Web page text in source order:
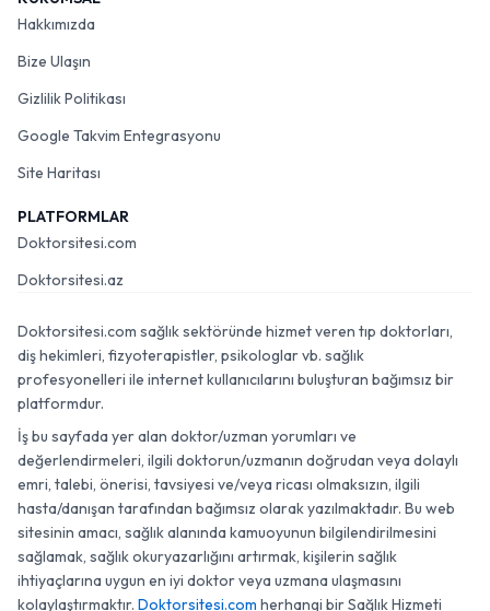
Hakkımızda
Bize Ulaşın
Gizlilik Politikası
Google Takvim Entegrasyonu
Site Haritası
PLATFORMLAR
Doktorsitesi.com
Doktorsitesi.az
Doktorsitesi.com sağlık sektöründe hizmet veren tıp doktorları,
diş hekimleri, fizyoterapistler, psikologlar vb. sağlık
profesyonelleri ile internet kullanıcılarını buluşturan bağımsız bir
platformdur.
İş bu sayfada yer alan doktor/uzman yorumları ve
değerlendirmeleri, ilgili doktorun/uzmanın doğrudan veya dolaylı
emri, talebi, önerisi, tavsiyesi ve/veya ricası olmaksızın, ilgili
hasta/danışan tarafından bağımsız olarak yazılmaktadır. Bu web
sitesinin amacı, sağlık alanında kamuoyunun bilgilendirilmesini
sağlamak, sağlık okuryazarlığını artırmak, kişilerin sağlık
ihtiyaçlarına uygun en iyi doktor veya uzmana ulaşmasını
kolaylaştırmaktır. Doktorsitesi.com herhangi bir Sağlık Hizmeti